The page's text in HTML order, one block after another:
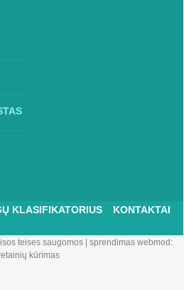
KLASIFIKATORIUS
KONTAKTAI
teises saugomos| sprendimas webmod:
kūrimas